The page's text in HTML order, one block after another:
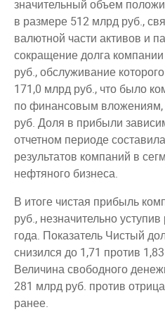
значительный объем
в размере 512 млрд руб.,
валютной части активов и
сокращение долга компании
руб., обслуживание
171,0 млрд руб., что было
по финансовым
руб. Доля в прибыли
отчетном периоде
результатов компаний в
нефтяного бизнеса.
В итоге чистая прибыль
руб., незначительно
года. Показатель Чистый
снизился до 1,71 против
Величина свободного
281 млрд руб. против
ранее.